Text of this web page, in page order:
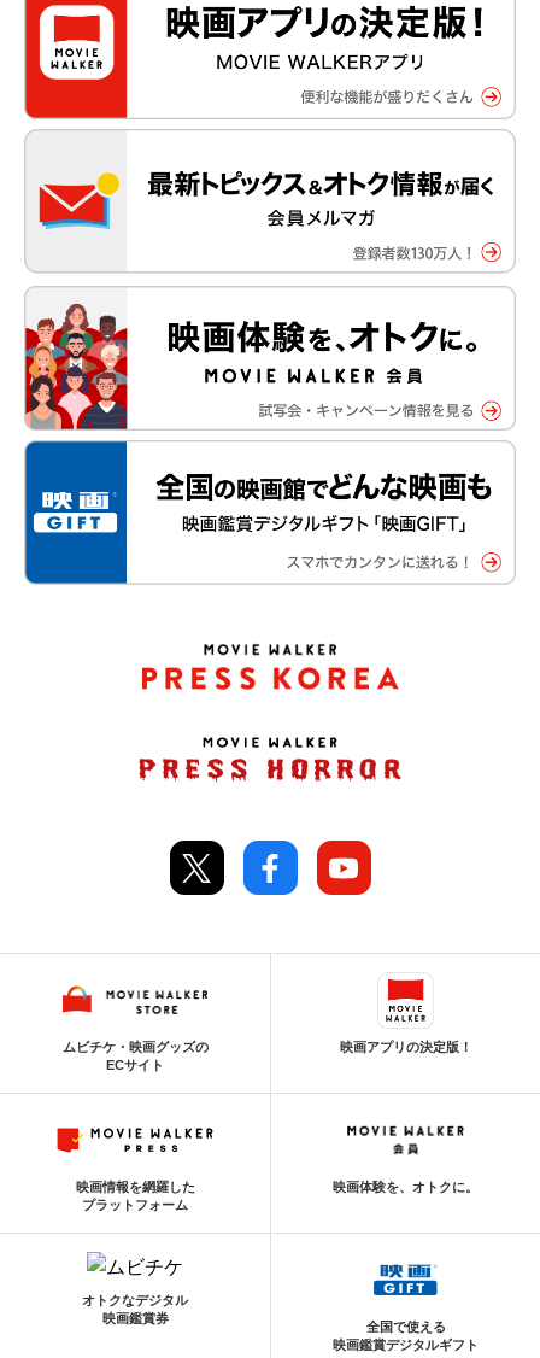
ムビチケ・映画グッズの
ECサイト
映画アプリの決定版！
映画情報を網羅した
プラットフォーム
映画体験を、オトクに。
オトクなデジタル
映画鑑賞券
全国で使える
映画鑑賞デジタルギフト